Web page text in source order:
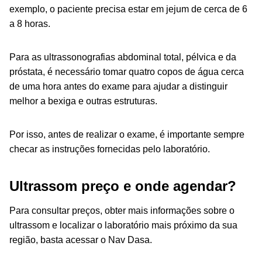
exemplo, o paciente precisa estar em jejum de cerca de 6
a 8 horas.
Para as ultrassonografias abdominal total, pélvica e da
próstata, é necessário tomar quatro copos de água cerca
de uma hora antes do exame para ajudar a distinguir
melhor a bexiga e outras estruturas.
Por isso, antes de realizar o exame, é importante sempre
checar as instruções fornecidas pelo laboratório.
Ultrassom preço e onde agendar?
Para consultar preços, obter mais informações sobre o
ultrassom e localizar o laboratório mais próximo da sua
região, basta acessar o Nav Dasa.